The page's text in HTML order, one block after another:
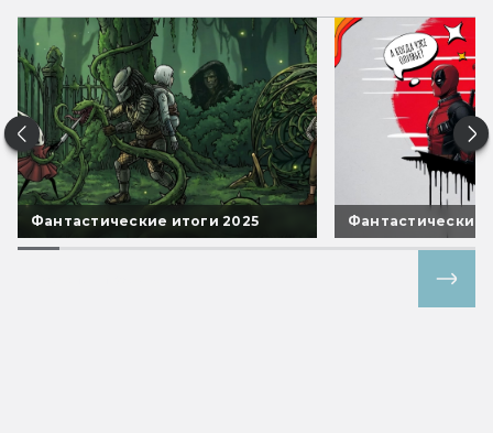
Фантастические итоги 2025 Фантастические